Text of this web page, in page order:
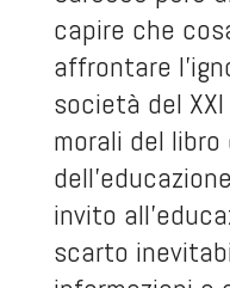
capire che
affrontare
società del
morali del libro
invito
scarto